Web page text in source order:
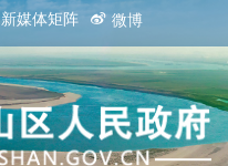
新媒体矩阵 微博